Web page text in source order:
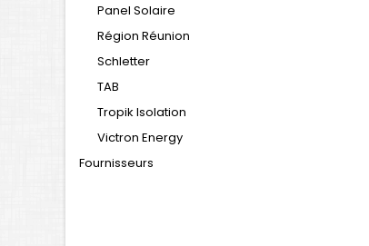
Panel Solaire
Région Réunion
Schletter
TAB
Tropik Isolation
Victron Energy
Fournisseurs